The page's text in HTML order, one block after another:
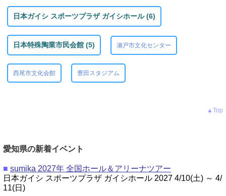
日本ガイシ スポーツプラザ ガイシホール (6)
日本特殊陶業市民会館 (5) 瀬戸市文化センター
西尾市文化会館 豊田スタジアム
▲Top
愛知県の新着イベント
■ sumika 2027年 全国ホール＆アリーナツアー
日本ガイシ スポーツプラザ ガイシホール 2027 4/10(土) ～ 4/
11(日)